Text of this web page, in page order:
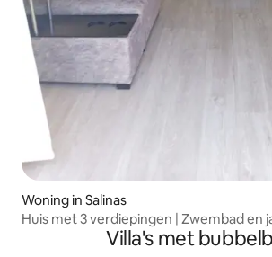
Woning in Salinas
Huis met 3 verdiepingen | Zwembad en
Villa's met